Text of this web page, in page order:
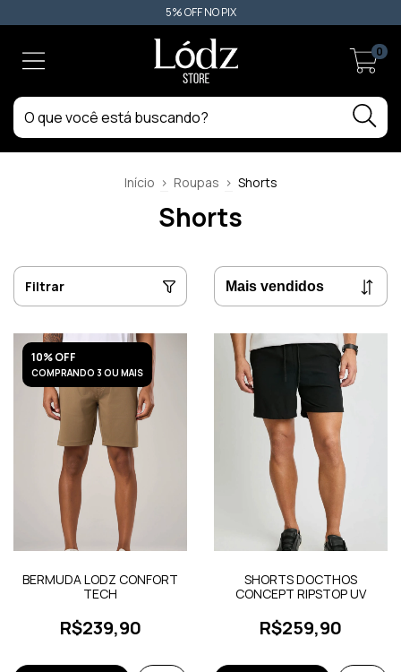
5% OFF NO PIX
0
Início > Roupas > Shorts
Shorts
Filtrar
10% OFF
COMPRANDO 3 OU MAIS
BERMUDA LODZ CONFORT
TECH
R$239,90
SHORTS DOCTHOS
CONCEPT RIPSTOP UV
R$259,90